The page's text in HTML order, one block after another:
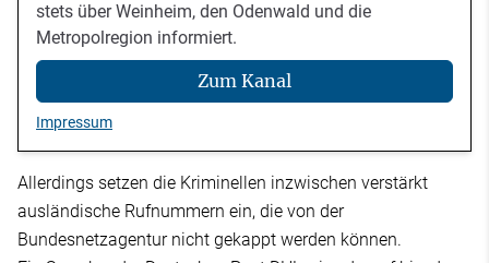
stets über Weinheim, den Odenwald und die
Metropolregion informiert.
Zum Kanal
Impressum
Allerdings setzen die Kriminellen inzwischen verstärkt
ausländische Rufnummern ein, die von der
Bundesnetzagentur nicht gekappt werden können.